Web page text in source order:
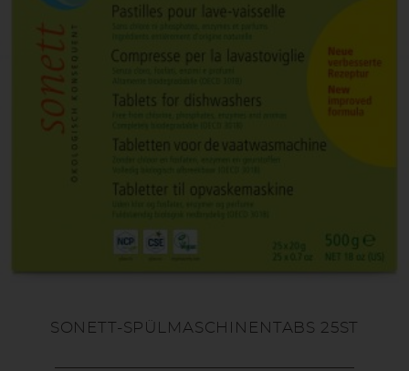
SONETT-SPÜLMASCHINENTABS 25ST